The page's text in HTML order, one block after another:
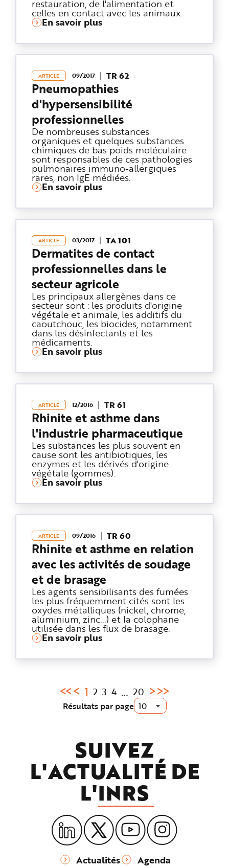
restauration, de l'alimentation et
celles en contact avec les animaux.
En savoir plus
ARTICLE 09/2017 TR 62
Pneumopathies
d'hypersensibilité
professionnelles
De nombreuses substances
organiques et quelques substances
chimiques de bas poids moléculaire
sont responsables de ces pathologies
pulmonaires immuno-allergiques
rares, non IgE médiées.
En savoir plus
ARTICLE 03/2017 TA 101
Dermatites de contact
professionnelles dans le
secteur agricole
Les principaux allergènes dans ce
secteur sont : les produits d'origine
végétale et animale, les additifs du
caoutchouc, les biocides, notamment
dans les désinfectants et les
médicaments.
En savoir plus
ARTICLE 12/2016 TR 61
Rhinite et asthme dans
l'industrie pharmaceutique
Les substances les plus souvent en
cause sont les antibiotiques, les
enzymes et les dérivés d'origine
végétale (gommes).
En savoir plus
ARTICLE 09/2016 TR 60
Rhinite et asthme en relation
avec les activités de soudage
et de brasage
Les agents sensibilisants des fumées
les plus fréquemment cités sont les
oxydes métalliques (nickel, chrome,
aluminium, zinc...) et la colophane
utilisée dans les flux de brasage.
En savoir plus
Résultats par page
Page
courante
:
1 2 3 4 … 20
SUIVEZ
L'ACTUALITÉ DE
L'INRS
Actualités Agenda